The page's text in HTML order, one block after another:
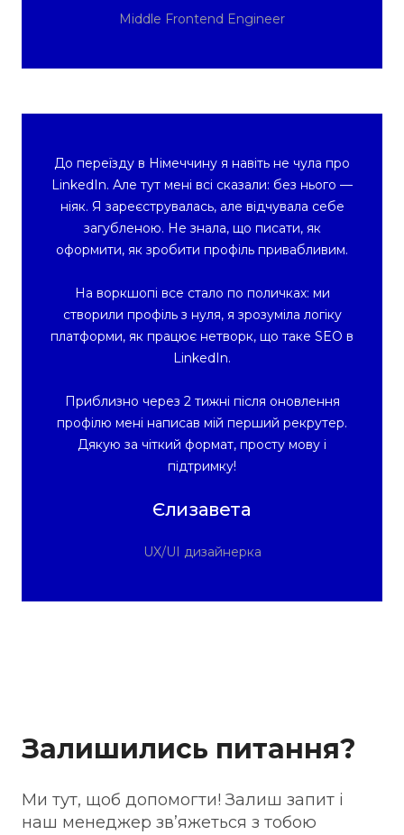
Middle Frontend Engineer
До переїзду в Німеччину я навіть не чула про
LinkedIn. Але тут мені всі сказали: без нього —
ніяк. Я зареєструвалась, але відчувала себе
загубленою. Не знала, що писати, як
оформити, як зробити профіль привабливим.
На воркшопі все стало по поличках: ми
створили профіль з нуля, я зрозуміла логіку
платформи, як працює нетворк, що таке SEO в
LinkedIn.
Приблизно через 2 тижні після оновлення
профілю мені написав мій перший рекрутер.
Дякую за чіткий формат, просту мову і
підтримку!
Єлизавета
UX/UI дизайнерка
Залишились питання?
Ми тут, щоб допомогти! Залиш запит і
наш менеджер звʼяжеться з тобою